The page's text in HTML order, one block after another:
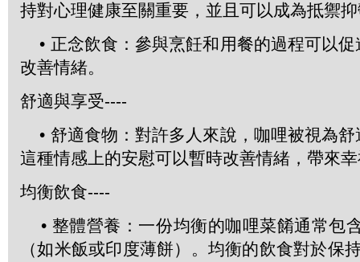
持對心理健康至關重要，並且可以成為抵禦
• 正念飲食：參與烹飪和用餐的過程可以
改善情緒。
舒適與享受----
• 舒適食物：對許多人來說，咖哩被視為
這種情感上的安慰可以暫時改善情緒，帶來
均衡飲食----
• 整體營養：一份均衡的咖哩菜餚通常包
（如米飯或印度薄餅）。均衡的飲食對於